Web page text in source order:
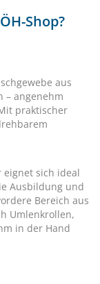
Shop?
aus
– angenehm
praktischer
eignet sich ideal
Ausbildung und
Bereich aus
Umlenkrollen,
in der Hand